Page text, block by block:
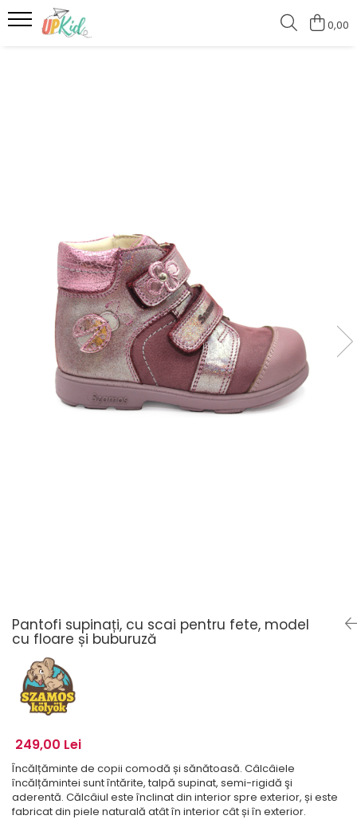
0,00
Pantofi supinați, cu scai pentru fete, model
cu floare și buburuză
249,00 Lei
Încălțăminte de copii comodă și sănătoasă. Câlcâiele
încălțămintei sunt întărite, talpă supinat, semi-rigidă şi
aderentă. Călcâiul este înclinat din interior spre exterior, și este
fabricat din piele naturală atât în interior cât și în exterior.